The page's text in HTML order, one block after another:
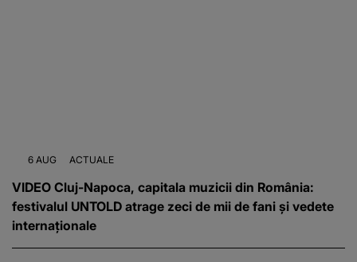
6 AUG ACTUALE
VIDEO Cluj-Napoca, capitala muzicii din România:
festivalul UNTOLD atrage zeci de mii de fani și vedete
internaționale